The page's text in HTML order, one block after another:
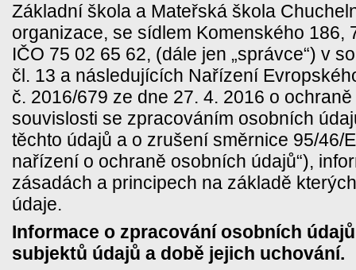
Základní škola a Mateřská škola
organizace, se sídlem Komenského 186,
IČO 75 02 65 62, (dále jen „správce“) v
čl. 13 a následujících Nařízení
č. 2016/679 ze dne 27. 4. 2016 o
souvislosti se zpracováním osobních
těchto údajů a o zrušení směrnice 95/46/
nařízení o ochraně osobních údajů“),
zásadách a principech na základě
údaje.
Informace o zpracování osobních
subjektů údajů a době jejich uchování.